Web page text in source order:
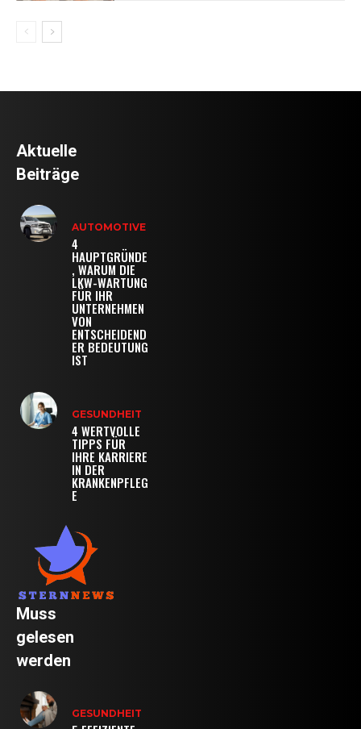
Aktuelle
Beiträge
AUTOMOTIVE
4
HAUPTGRÜNDE
, WARUM DIE
LKW-WARTUNG
FÜR IHR
UNTERNEHMEN
VON
ENTSCHEIDEND
ER BEDEUTUNG
IST
GESUNDHEIT
4 WERTVOLLE
TIPPS FÜR
IHRE KARRIERE
IN DER
KRANKENPFLEG
E
Muss
gelesen
werden
GESUNDHEIT